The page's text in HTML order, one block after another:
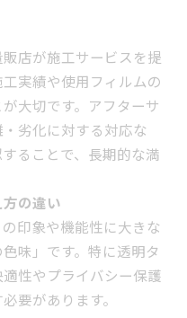
店が施工サービスを提
実績や使用フィルムの
大切です。アフターサ
劣化に対する対応な
ることで、長期的な満
の違い
印象や機能性に大きな
味」です。特に透明タ
性やプライバシー保護
要があります。